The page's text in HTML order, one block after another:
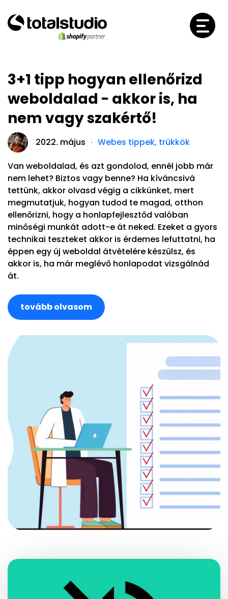
3+1 tipp hogyan ellenőrizd
weboldalad - akkor is, ha
nem vagy szakértő!
2022. május Webes tippek, trükkök
Van weboldalad, és azt gondolod, ennél jobb már
nem lehet? Biztos vagy benne? Ha kíváncsivá
tettünk, akkor olvasd végig a cikkünket, mert
megmutatjuk, hogyan tudod te magad, otthon
ellenőrizni, hogy a honlapfejlesztőd valóban
minőségi munkát adott-e át neked. Ezeket a gyors
technikai teszteket akkor is érdemes lefuttatni, ha
éppen egy új weboldal átvételére készülsz, és
akkor is, ha már meglévő honlapodat vizsgálnád
át.
tovább olvasom